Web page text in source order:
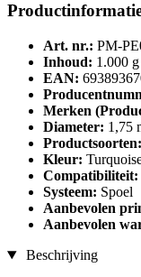
Art. nr.: PM-
Inhoud: 1.000 g
EAN:
Merken
Diameter: 1,75
Productsoorten:
Kleur:
Compatibiliteit:
Systeem: Spoel
Aanbevolen
Aanbevolen
Beschrijving